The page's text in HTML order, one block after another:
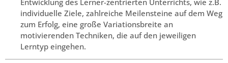
individuelle Ziele, zahlreiche Meilensteine auf dem Weg
zum Erfolg, eine große Variationsbreite an
motivierenden Techniken, die auf den jeweiligen
Lerntyp eingehen.